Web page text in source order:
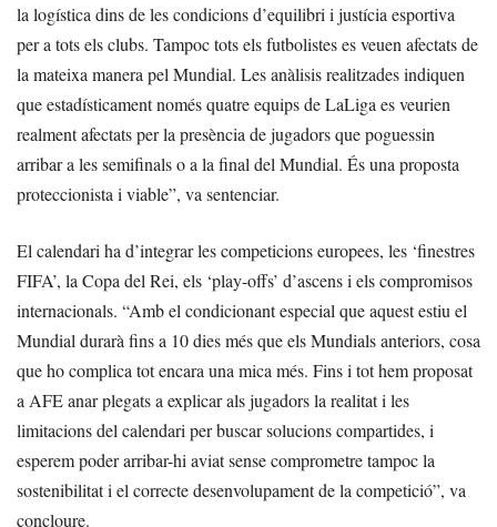
la logística dins de les condicions d’equilibri i justícia esportiva
per a tots els clubs. Tampoc tots els futbolistes es veuen afectats de
la mateixa manera pel Mundial. Les anàlisis realitzades indiquen
que estadísticament només quatre equips de LaLiga es veurien
realment afectats per la presència de jugadors que poguessin
arribar a les semifinals o a la final del Mundial. És una proposta
proteccionista i viable”, va sentenciar.
El calendari ha d’integrar les competicions europees, les ‘finestres
FIFA’, la Copa del Rei, els ‘play-offs’ d’ascens i els compromisos
internacionals. “Amb el condicionant especial que aquest estiu el
Mundial durarà fins a 10 dies més que els Mundials anteriors, cosa
que ho complica tot encara una mica més. Fins i tot hem proposat
a AFE anar plegats a explicar als jugadors la realitat i les
limitacions del calendari per buscar solucions compartides, i
esperem poder arribar-hi aviat sense comprometre tampoc la
sostenibilitat i el correcte desenvolupament de la competició”, va
concloure.